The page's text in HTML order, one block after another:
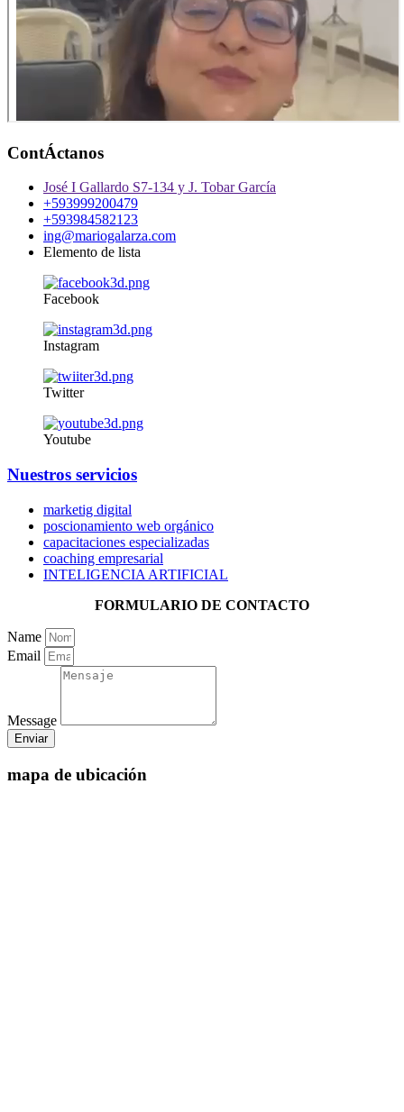
ContÁctanos
José I Gallardo S7-134 y J. Tobar García
+593999200479
+593984582123
ing@mariogalarza.com
Elemento de lista
Facebook
Instagram
Twitter
Youtube
Nuestros servicios
marketig digital
poscionamiento web orgánico
capacitaciones especializadas
coaching empresarial
INTELIGENCIA ARTIFICIAL
FORMULARIO DE CONTACTO
Name
Email
Message
Enviar
mapa de ubicación